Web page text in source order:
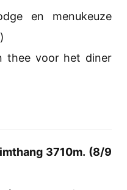
en menukeuze
thee voor het diner
3710m. (8/9